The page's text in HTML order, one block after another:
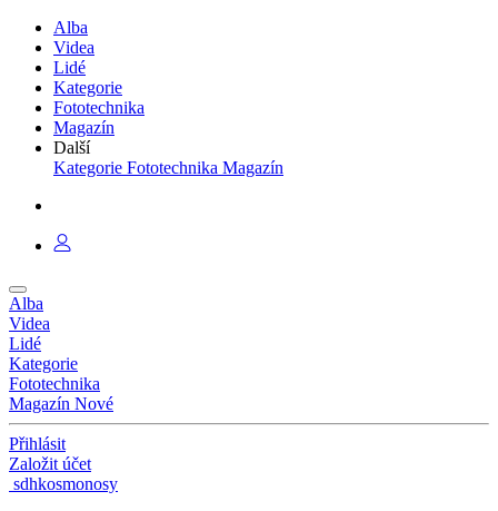
Alba
Videa
Lidé
Kategorie
Fototechnika
Magazín
Další
Kategorie Fototechnika Magazín
Alba
Videa
Lidé
Kategorie
Fototechnika
Magazín Nové
Přihlásit
Založit účet
sdhkosmonosy